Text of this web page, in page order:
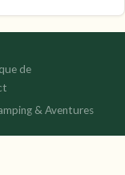
de
& Aventures